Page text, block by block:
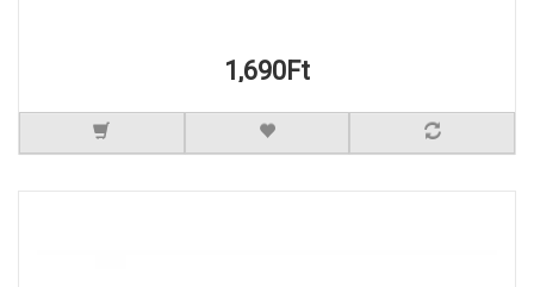
1,690Ft